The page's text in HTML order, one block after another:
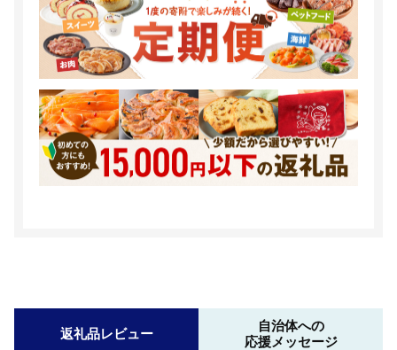
返礼品レビュー
自治体への
応援メッセージ